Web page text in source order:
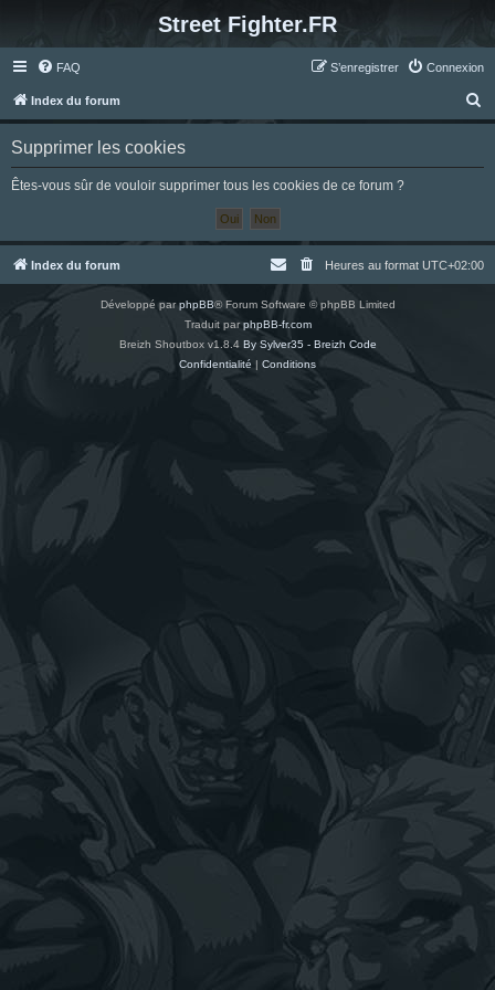
Street Fighter.FR
FAQ Connexion
S’enregistrer
Index du forum
e
h
Supprimer les cookies
Êtes-vous sûr de vouloir supprimer tous les cookies de ce forum ?
Index du forum Heures au format UTC+02:00
Développé parphpBB® Forum Software © phpBB Limited
Traduit parphpBB-fr.com
Breizh Shoutbox v1.8.4 By Sylver35 - Breizh Code
Confidentialité | Conditions